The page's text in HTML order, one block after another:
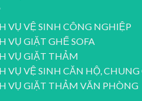
VỤ VỆ SINH CÔNG NGHIỆP
VỤ GIẶT GHẾ SOFA
VỤ GIẶT THẢM
VỤ VỆ SINH CĂN HỘ, CHUNG
VỤ GIẶT THẢM VĂN PHÒNG